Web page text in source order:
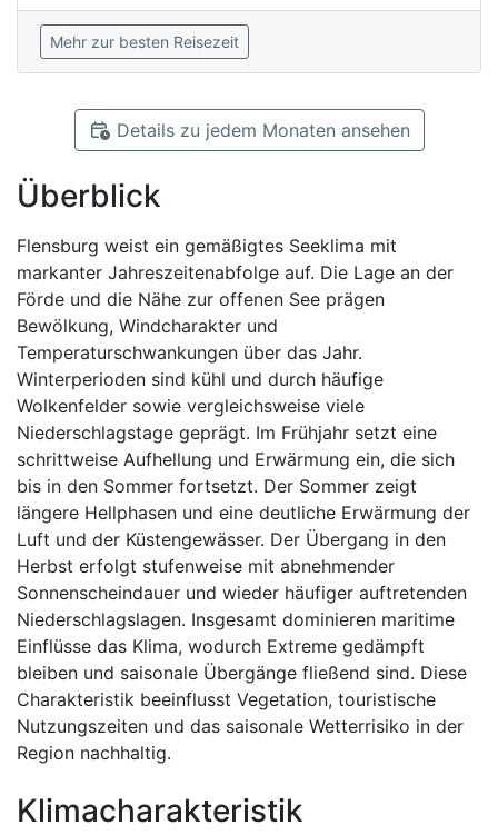
Mehr zur besten Reisezeit
Details zu jedem Monaten ansehen
Überblick
Flensburg weist ein gemäßigtes Seeklima mit
markanter Jahreszeitenabfolge auf. Die Lage an der
Förde und die Nähe zur offenen See prägen
Bewölkung, Windcharakter und
Temperaturschwankungen über das Jahr.
Winterperioden sind kühl und durch häufige
Wolkenfelder sowie vergleichsweise viele
Niederschlagstage geprägt. Im Frühjahr setzt eine
schrittweise Aufhellung und Erwärmung ein, die sich
bis in den Sommer fortsetzt. Der Sommer zeigt
längere Hellphasen und eine deutliche Erwärmung der
Luft und der Küstengewässer. Der Übergang in den
Herbst erfolgt stufenweise mit abnehmender
Sonnenscheindauer und wieder häufiger auftretenden
Niederschlagslagen. Insgesamt dominieren maritime
Einflüsse das Klima, wodurch Extreme gedämpft
bleiben und saisonale Übergänge fließend sind. Diese
Charakteristik beeinflusst Vegetation, touristische
Nutzungszeiten und das saisonale Wetterrisiko in der
Region nachhaltig.
Klimacharakteristik